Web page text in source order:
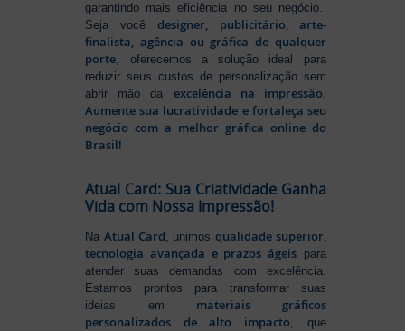
garantindo mais eficiência no seu negócio.
Seja vocêdesigner, publicitário, arte-
finalista, agência ou gráfica de qualquer
porte, oferecemos a solução ideal para
reduzir seus custos de personalização sem
abrir mão da excelência na impressão.
Aumente sua lucratividade e fortaleça seu
negócio com a melhor gráfica online do
Brasil!
Atual Card: Sua Criatividade Ganha
Vida com Nossa Impressão!
Na Atual Card , unimos qualidade superior,
tecnologia avançada e prazos ágeispara
atender suas demandas com excelência.
Estamos prontos para transformar suas
ideias em materiais gráficos
personalizados de alto impacto , que